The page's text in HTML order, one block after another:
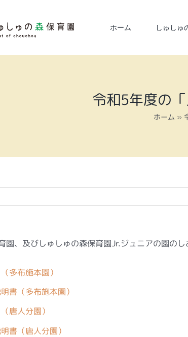
ホーム しゅしゅ
令和5年度の
ホーム »
園、及びしゅしゅの森保育園Jr.ジュニアの園の
多布施本園）
書（多布施本園）
唐人分園）
書（唐人分園）